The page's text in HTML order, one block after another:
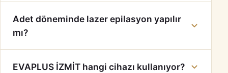
Adet döneminde lazer epilasyon yapılır
mı?
EVAPLUS İZMİT hangi cihazı kullanıyor?